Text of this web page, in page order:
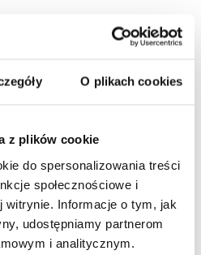
O plikach cookies
z plików cookie
do spersonalizowania treści
społecznościowe i
witrynie. Informacje o tym, jak
udostępniamy partnerom
i analitycznym.
Polecane produkty, Znicze szklane